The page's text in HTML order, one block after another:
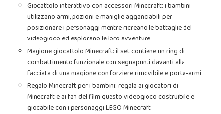
Giocattolo interattivo con accessori Minecraft: i bambini
utilizzano armi, pozioni e maniglie agganciabili per
posizionare i personaggi mentre ricreano le battaglie del
videogioco ed esplorano le loro avventure
Magione giocattolo Minecraft: il set contiene un ring di
combattimento funzionale con segnapunti davanti alla
facciata di una magione con forziere rimovibile e porta-armi
Regalo Minecraft per i bambini: regala ai giocatori di
Minecraft e ai fan del film questo videogioco costruibile e
giocabile con i personaggi LEGO Minecraft